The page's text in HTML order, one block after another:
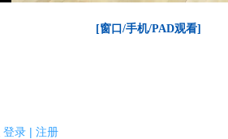
[窗口/手机/PAD观看]
登录 | 注册